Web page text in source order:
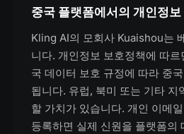
중국 플랫폼에서의 개인정보
Kling AI의 모회사 Kuaishou는
니다. 개인정보 보호정책에 따
국 데이터 보호 규정에 따라 중
됩니다. 유럽, 북미 또는 기타 지
할 가치가 있습니다. 개인 이메
등록하면 실제 신원을 플랫폼의